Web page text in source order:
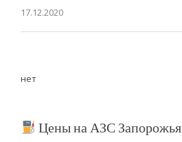
17.12.2020
нет
Цены на АЗС Запорожья